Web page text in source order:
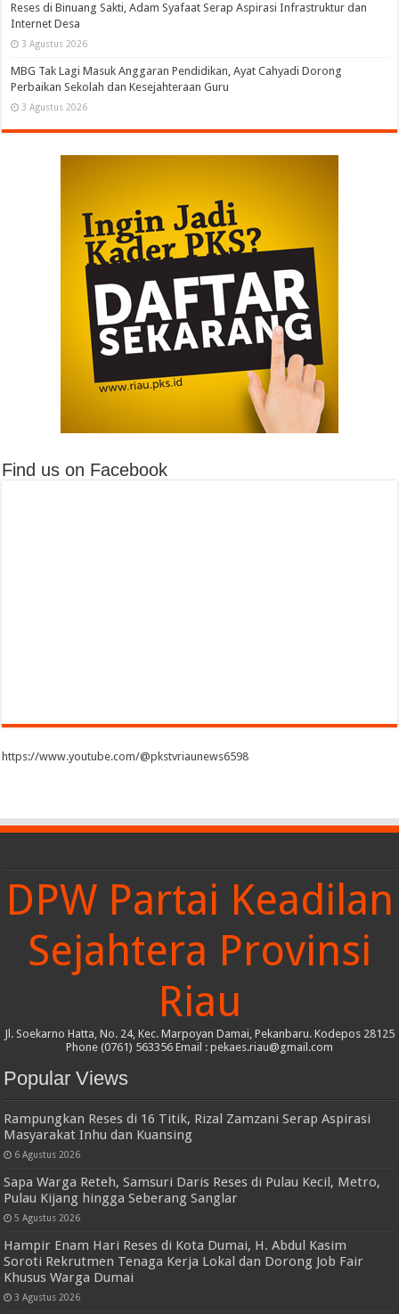
Reses di Binuang Sakti, Adam Syafaat Serap Aspirasi Infrastruktur dan
Internet Desa
3 Agustus 2026
MBG Tak Lagi Masuk Anggaran Pendidikan, Ayat Cahyadi Dorong
Perbaikan Sekolah dan Kesejahteraan Guru
3 Agustus 2026
Find us on Facebook
https://www.youtube.com/@pkstvriaunews6598
DPW Partai Keadilan
Sejahtera Provinsi
Riau
Jl. Soekarno Hatta, No. 24, Kec. Marpoyan Damai, Pekanbaru. Kodepos 28125
Phone (0761) 563356 Email : pekaes.riau@gmail.com
Popular Views
Rampungkan Reses di 16 Titik, Rizal Zamzani Serap Aspirasi
Masyarakat Inhu dan Kuansing
6 Agustus 2026
Sapa Warga Reteh, Samsuri Daris Reses di Pulau Kecil, Metro,
Pulau Kijang hingga Seberang Sanglar
5 Agustus 2026
Hampir Enam Hari Reses di Kota Dumai, H. Abdul Kasim
Soroti Rekrutmen Tenaga Kerja Lokal dan Dorong Job Fair
Khusus Warga Dumai
3 Agustus 2026